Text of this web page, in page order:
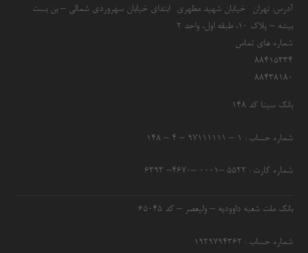
آدرس: تهران- خیابان شهید مطهری- ابتدای خیابان سهروردی شمالی – بن بست
بیشه – پلاک 10، طبقه اول، واحد 2
شماره های تماس
۸۸۴۱۵۳۳۴
۸۸۴۳۸۱۸۰
بانک سینا کد ۱۴۸
شماره حساب : ۱ – ۹۷۱۱۱۱۱۱ – ۴ – ۱۴۸
شماره کارت : ۵۵۲۲ –۰۰۰۱ –۴۶۷۰– ۶۳۹۳
بانک ملت شعبه داوودیه – ولیعصر – کد ۶۵۰۴۵
شماره حساب : ۱۹۲۹۷۹۴۳۶۲